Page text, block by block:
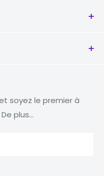
soyez le premier à
plus...